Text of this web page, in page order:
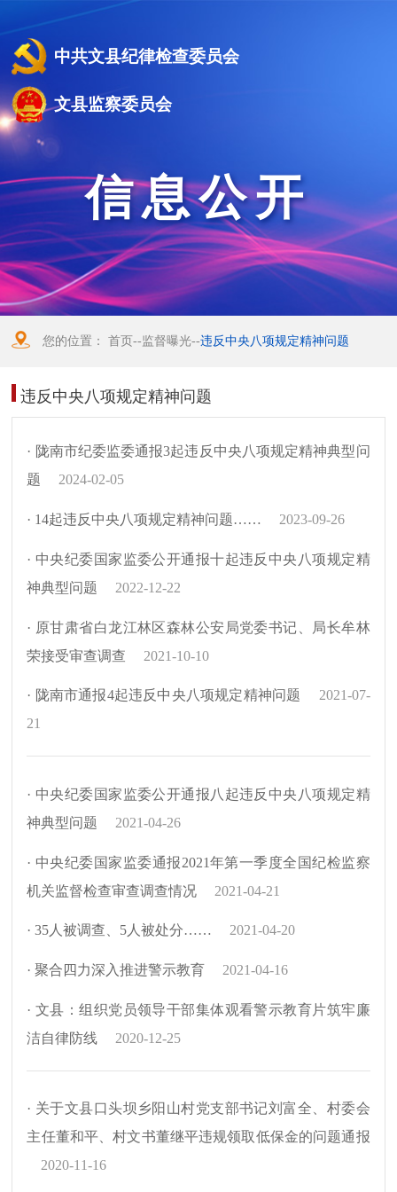
中共文县纪律检查委员会
文县监察委员会
信息公开
您的位置：首页--监督曝光--违反中央八项规定精神问题
违反中央八项规定精神问题
· 陇南市纪委监委通报3起违反中央八项规定精神典型问
题
2024-02-05
· 14起违反中央八项规定精神问题…… 2023-09-26
· 中央纪委国家监委公开通报十起违反中央八项规定精
神典型问题
2022-12-22
· 原甘肃省白龙江林区森林公安局党委书记、局长牟林
荣接受审查调查
2021-10-10
· 陇南市通报4起违反中央八项规定精神问题
2021-07-
21
· 中央纪委国家监委公开通报八起违反中央八项规定精
神典型问题
2021-04-26
· 中央纪委国家监委通报2021年第一季度全国纪检监察
机关监督检查审查调查情况
2021-04-21
· 35人被调查、5人被处分…… 2021-04-20
· 聚合四力深入推进警示教育 2021-04-16
· 文县：组织党员领导干部集体观看警示教育片筑牢廉
洁自律防线
2020-12-25
· 关于文县口头坝乡阳山村党支部书记刘富全、村委会
主任董和平、村文书董继平违规领取低保金的问题通报
2020-11-16